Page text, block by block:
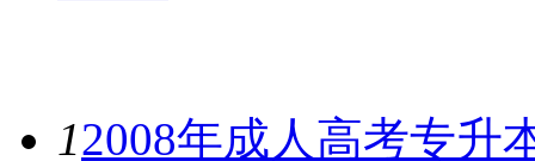
12008年成人高考专升